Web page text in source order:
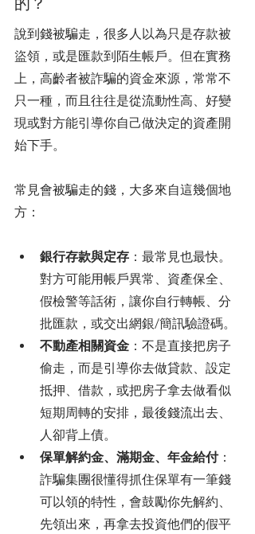
說到錢被騙走，很多人以為只是存款被
盜領，或是匯款到陌生帳戶。但在實務
上，高齡者被詐騙的資金來源，常常不
只一種，而且往往是從流動性高、好變
現或對方能引導你自己做決定的資產開
始下手。
常見會被騙走的錢，大多來自這幾個地
方：
銀行存款與定存 ：最常見也最快。
對方可能用帳戶異常、資產保全、
假檢警等話術，讓你自行轉帳、分
批匯款，或交出網銀/簡訊驗證碼。
不動產相關資金 ：不是直接把房子
偷走，而是引導你去做貸款、設定
抵押、借款，或把房子拿去做看似
短期周轉的安排，最後錢流出去、
人卻背上債。
保單解約金、滿期金、年金給付：
詐騙集團很懂得抓住保單有一筆錢
可以領的特性，會鼓勵你先解約、
先領出來，再拿去投資他們的假平